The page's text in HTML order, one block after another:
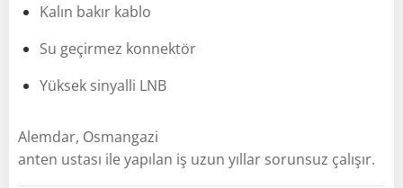
Kalın bakır kablo
Su geçirmez konnektör
Yüksek sinyalli LNB
Alemdar, Osmangazi
anten ustası ile yapılan iş uzun yıllar sorunsuz çalışır.